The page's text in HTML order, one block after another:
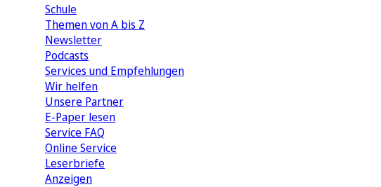
Schule
Themen von A bis Z
Newsletter
Podcasts
Services und Empfehlungen
Wir helfen
Unsere Partner
E-Paper lesen
Service FAQ
Online Service
Leserbriefe
Anzeigen